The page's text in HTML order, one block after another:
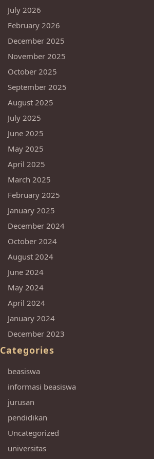
July 2026
February 2026
December 2025
November 2025
October 2025
September 2025
August 2025
July 2025
June 2025
May 2025
April 2025
March 2025
February 2025
January 2025
December 2024
October 2024
August 2024
June 2024
May 2024
April 2024
January 2024
December 2023
Categories
beasiswa
informasi beasiswa
jurusan
pendidikan
Uncategorized
universitas